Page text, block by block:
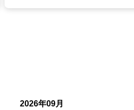
2026年09月